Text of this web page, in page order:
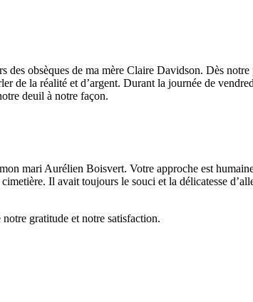
obsèques de ma mère Claire Davidson. Dès
de la réalité et d’argent. Durant la journée de
deuil à notre façon.
mari Aurélien Boisvert. Votre approche est
Il avait toujours le souci et la délicatesse
gratitude et notre satisfaction.